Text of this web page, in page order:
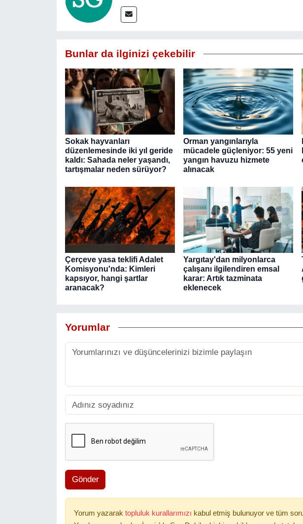
Bunlar da ilginizi çekebilir
Sokak hayvanları
düzenlemesinde iki yıl geride
kaldı: Sahada neler yaşandı,
tartışmalar neden sürüyor?
Orman yangınlarıyla
mücadele güçleniyor: 55 yeni
yangın havuzu hizmete
alınacak
Çerçeve yasa teklifi Adalet
Komisyonu'nda: Kimleri
kapsıyor, hangi şartlar
aranacak?
Yargıtay'dan milyonlarca
çalışanı ilgilendiren emsal
karar: Artık tazminata
eklenecek
Yorumlar
Gönder
Yorum yazarak topluluk kurallarımızı kabul etmiş bulunuyor ve tüm